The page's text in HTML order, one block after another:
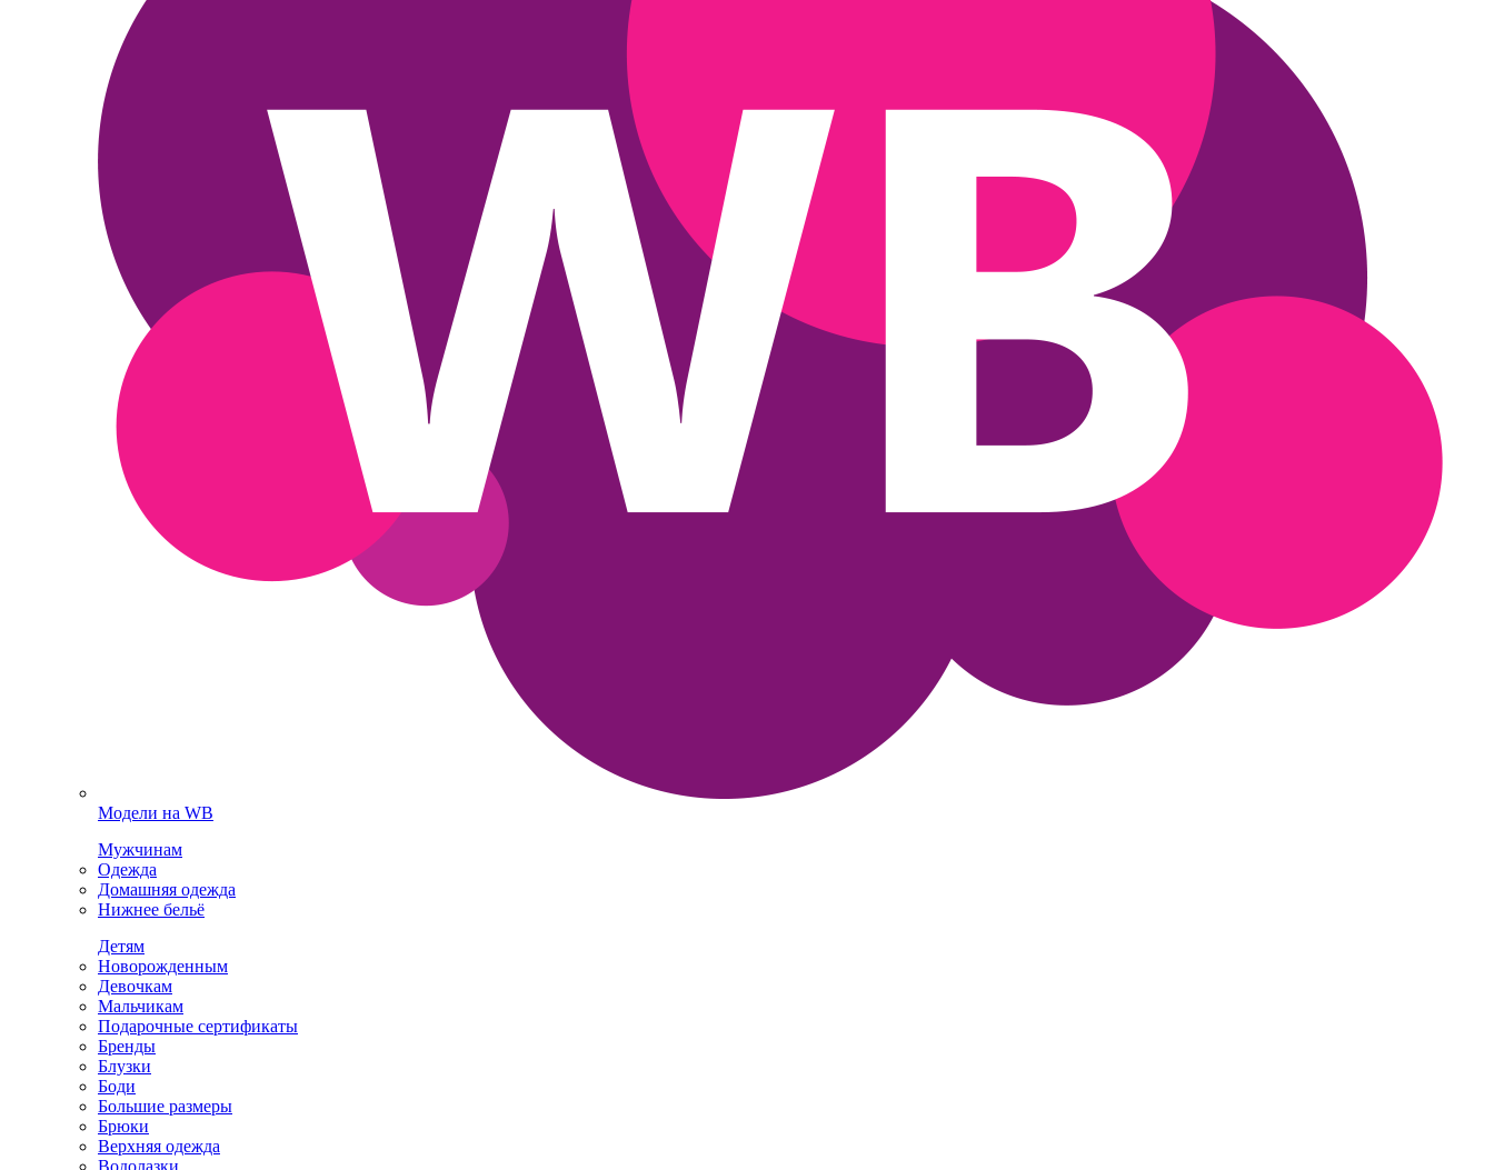
Модели на WB
Мужчинам
Одежда
Домашняя одежда
Нижнее бельё
Детям
Новорожденным
Девочкам
Мальчикам
Подарочные сертификаты
Бренды
Блузки
Боди
Большие размеры
Брюки
Верхняя одежда
Водолазки